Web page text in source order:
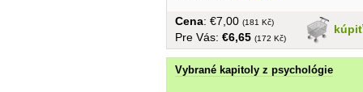
kúpiť
Cena: €7,00 (181 Kč)
Pre Vás: €6,65 (172 Kč)
Vybrané kapitoly z psychológie